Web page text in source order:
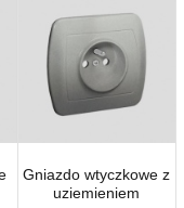
Gniazdo wtyczkowe z
uziemieniem